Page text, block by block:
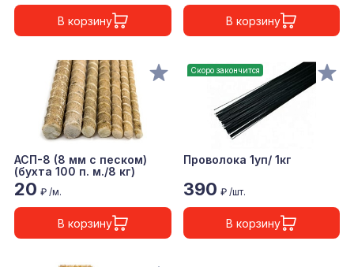
В корзину В корзину
АСП-8 (8 мм с песком)
(бухта 100 п. м./8 кг)
20 ₽ /м.
В корзину
Скоро закончится
Проволока 1уп/ 1кг
390 ₽ /шт.
В корзину